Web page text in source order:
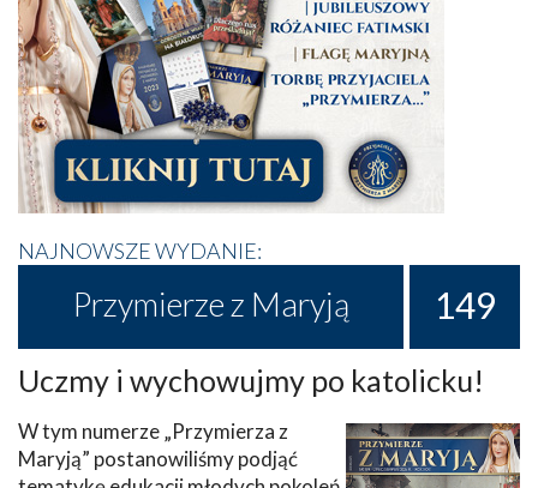
NAJNOWSZE WYDANIE:
Przymierze z Maryją 149
Uczmy i wychowujmy po katolicku!
W tym numerze „Przymierza z
Maryją” postanowiliśmy podjąć